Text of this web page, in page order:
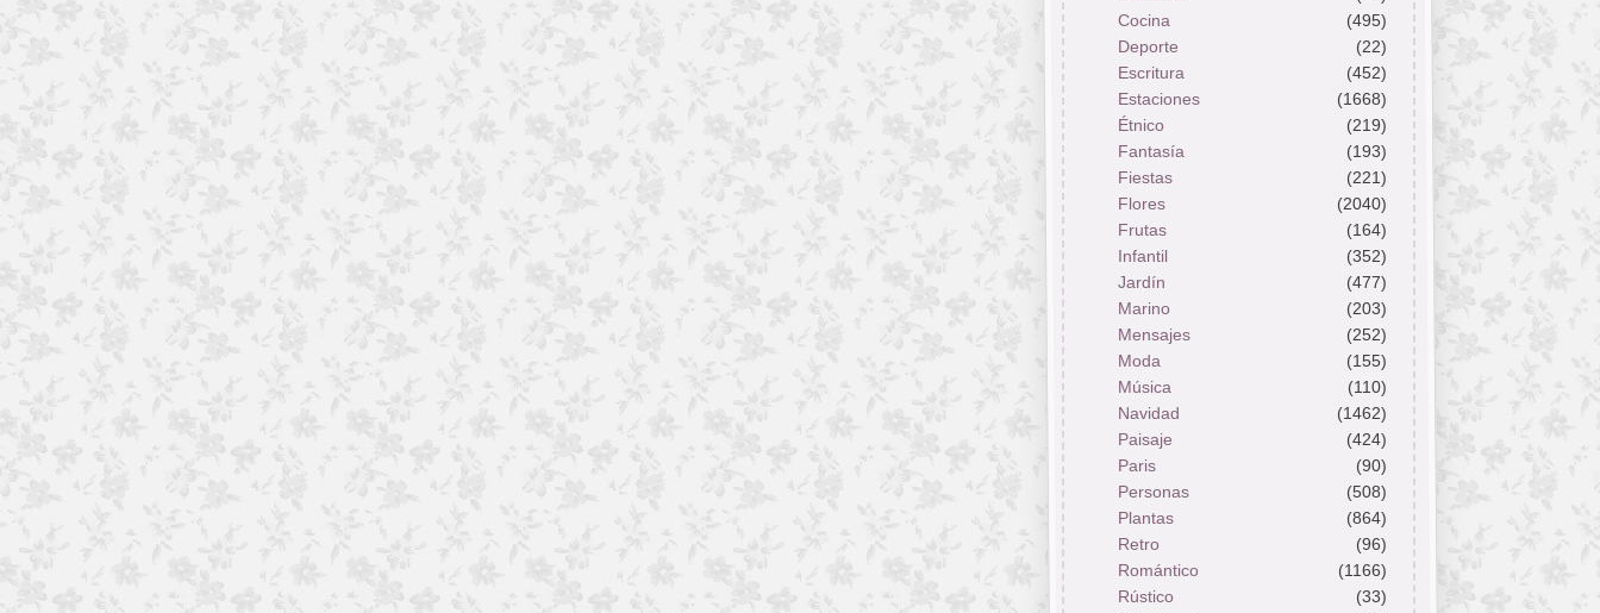
Cocina
(495)
Deporte
(22)
Escritura
(452)
Estaciones
(1668)
Étnico
(219)
Fantasía
(193)
Fiestas
(221)
Flores
(2040)
Frutas
(164)
Infantil
(352)
Jardín
(477)
Marino
(203)
Mensajes
(252)
Moda
(155)
Música
(110)
Navidad
(1462)
Paisaje
(424)
Paris
(90)
Personas
(508)
Plantas
(864)
Retro
(96)
Romántico
(1166)
Rústico
(33)